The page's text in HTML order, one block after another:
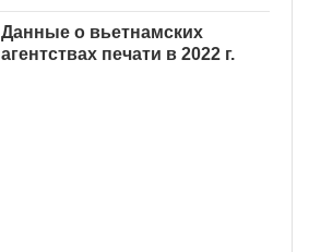
Данные о вьетнамских
агентствах печати в 2022 г.